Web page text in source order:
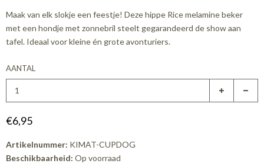
Maak van elk slokje een feestje! Deze hippe Rice melamine beker
met een hondje met zonnebril steelt gegarandeerd de show aan
tafel. Ideaal voor kleine én grote avonturiers.
AANTAL
€6,95
Artikelnummer: KIMAT-CUPDOG
Beschikbaarheid: Op voorraad